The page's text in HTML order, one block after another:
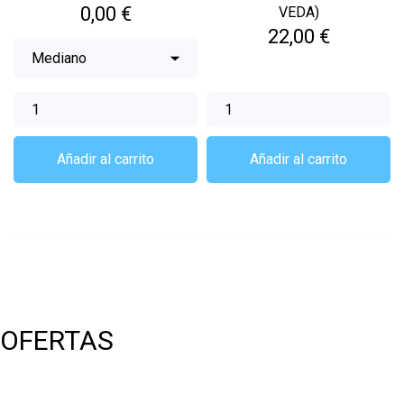
Precio
0,00 €
Añadir al carrito
VEDA)
Precio
22,00 €
Añadir al carrito
OFERTAS